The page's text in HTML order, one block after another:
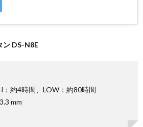
ン DS-N8E
：約4時間、LOW：約80時間
mm